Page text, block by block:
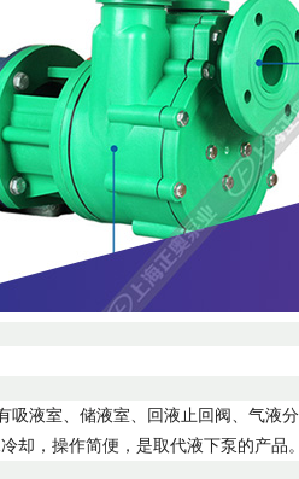
吸液室、储液室、回液止回阀、气液
却，操作简便，是取代液下泵的产